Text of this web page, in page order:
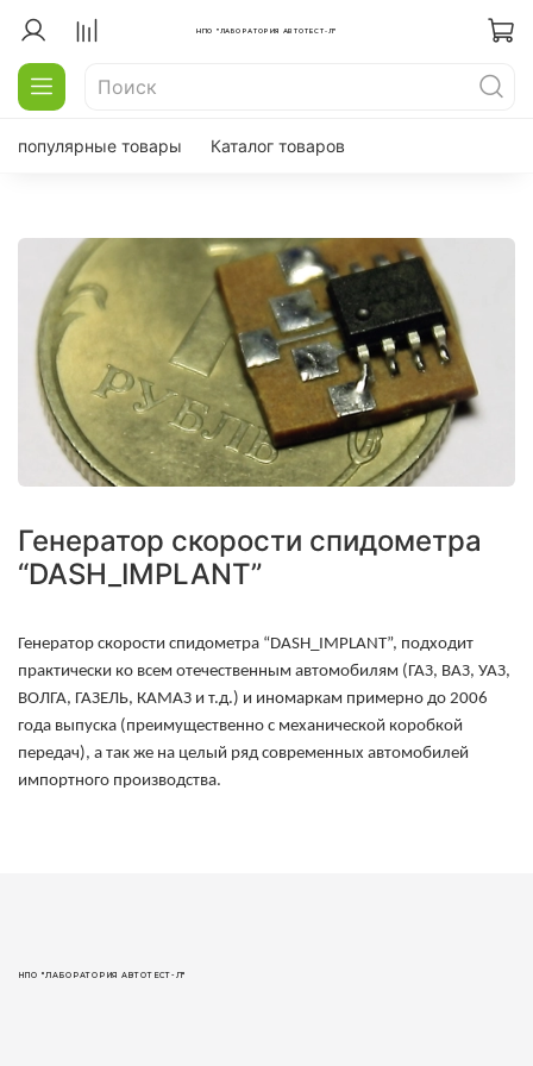
НПО "ЛАБОРАТОРИЯ АВТОТЕСТ-Л"
популярные товары Каталог товаров
Генератор скорости спидометра
“DASH_IMPLANT”
Генератор скорости спидометра “DASH IMPLANT”, подходит
практически ко всем отечественным автомобилям (ГАЗ, ВАЗ, УАЗ,
ВОЛГА, ГАЗЕЛЬ, КАМАЗ и т.д.) и иномаркам примерно до 2006
года выпуска (преимущественно с механической коробкой
передач), а так же на целый ряд современных автомобилей
импортного производства.
НПО "ЛАБОРАТОРИЯ АВТОТЕСТ-Л"